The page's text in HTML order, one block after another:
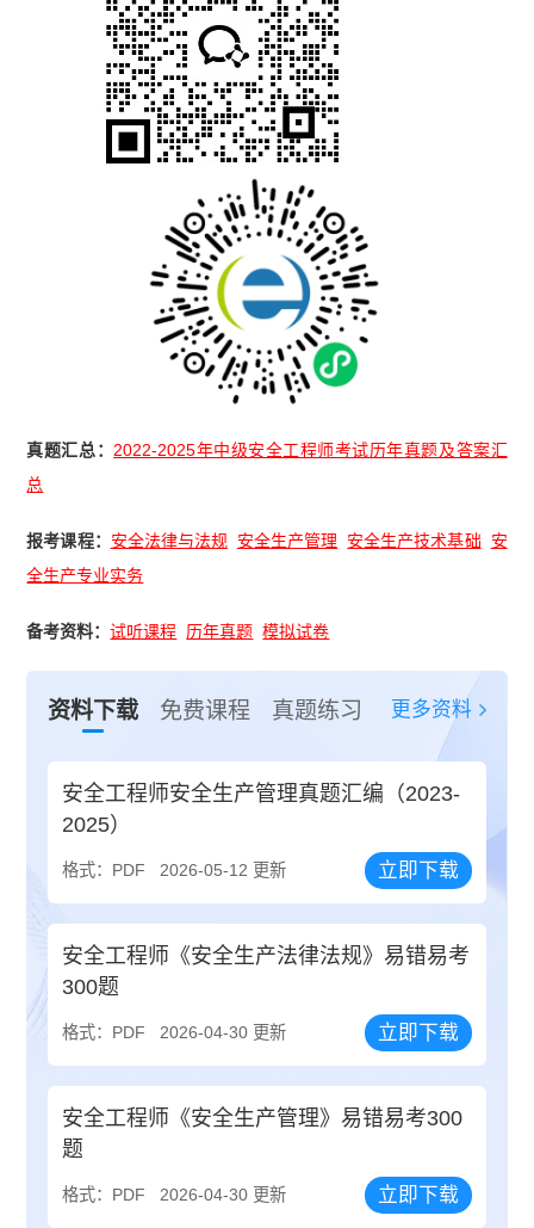
真题汇总： 2022-2025年中级安全工程师考试历年真题及答案汇
总
报考课程： 安全法律与法规 安全生产管理 安全生产技术基础
安
全生产专业实务
备考资料：试听课程 历年真题 模拟试卷
资料下载 免费课程 真题练习 更多资料
安全工程师安全生产管理真题汇编（2023-
2025）
格式：PDF 2026-05-12 更新 立即下载
安全工程师《安全生产法律法规》易错易考
300题
格式：PDF 2026-04-30 更新 立即下载
安全工程师《安全生产管理》易错易考300
题
格式：PDF 2026-04-30 更新 立即下载